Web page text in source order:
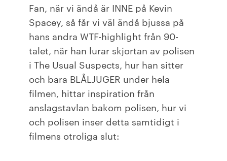
Fan, när vi ändå är INNE på Kevin
Spacey, så får vi väl ändå bjussa på
hans andra WTF-highlight från 90-
talet, när han lurar skjortan av polisen
i The Usual Suspects, hur han sitter
och bara BLÅLJUGER under hela
filmen, hittar inspiration från
anslagstavlan bakom polisen, hur vi
och polisen inser detta samtidigt i
filmens otroliga slut: